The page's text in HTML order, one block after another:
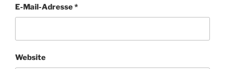
E-Mail-Adresse*
Website